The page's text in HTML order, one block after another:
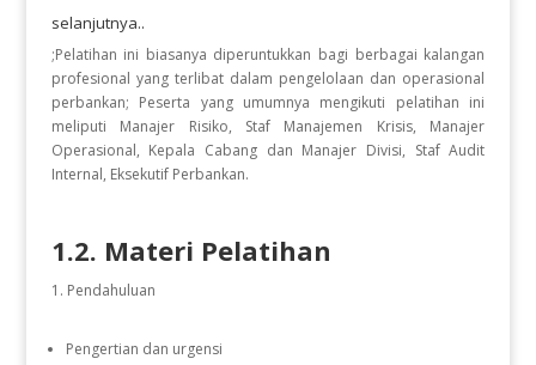
selanjutnya..
;Pelatihan ini biasanya diperuntukkan bagi berbagai kalangan
profesional yang terlibat dalam pengelolaan dan operasional
perbankan; Peserta yang umumnya mengikuti pelatihan ini
meliputi Manajer Risiko, Staf Manajemen Krisis, Manajer
Operasional, Kepala Cabang dan Manajer Divisi, Staf Audit
Internal, Eksekutif Perbankan.
1.2. Materi Pelatihan
Pendahuluan
Pengertian dan urgensi